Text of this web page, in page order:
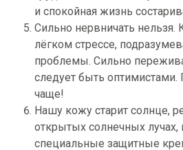
и спокойная жизнь
Сильно нервничать
лёгком стрессе,
проблемы. Сильно
следует быть оптимистами.
чаще!
Нашу кожу старит солнце,
открытых солнечных лучах,
специальные защитные